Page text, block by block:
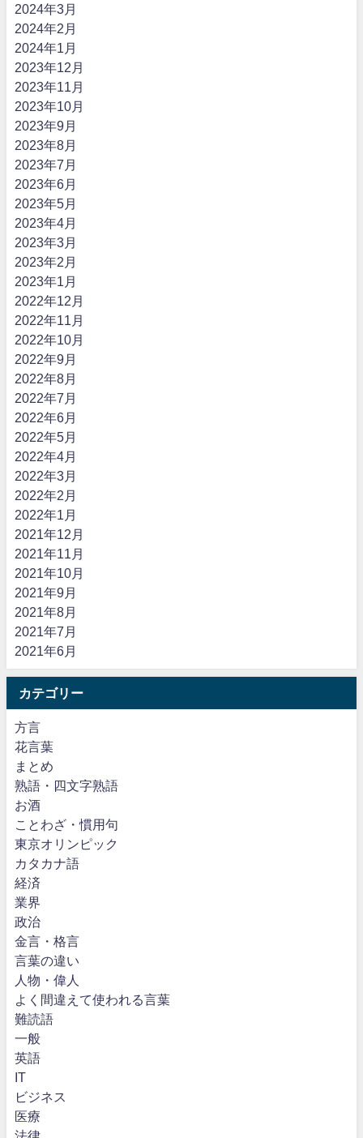
2024年3月
2024年2月
2024年1月
2023年12月
2023年11月
2023年10月
2023年9月
2023年8月
2023年7月
2023年6月
2023年5月
2023年4月
2023年3月
2023年2月
2023年1月
2022年12月
2022年11月
2022年10月
2022年9月
2022年8月
2022年7月
2022年6月
2022年5月
2022年4月
2022年3月
2022年2月
2022年1月
2021年12月
2021年11月
2021年10月
2021年9月
2021年8月
2021年7月
2021年6月
カテゴリー
方言
花言葉
まとめ
熟語・四文字熟語
お酒
ことわざ・慣用句
東京オリンピック
カタカナ語
経済
業界
政治
金言・格言
言葉の違い
人物・偉人
よく間違えて使われる言葉
難読語
一般
英語
IT
ビジネス
医療